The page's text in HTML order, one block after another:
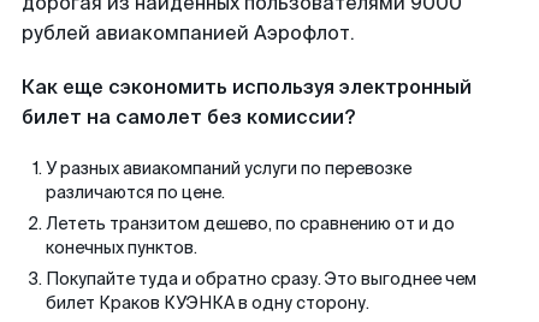
рублей авиакомпанией Аэрофлот.
Как еще сэкономить используя электронный
билет на самолет без комиссии?
У разных авиакомпаний услуги по перевозке
различаются по цене.
Лететь транзитом дешево, по сравнению от и до
конечных пунктов.
Покупайте туда и обратно сразу. Это выгоднее чем
билет Краков КУЭНКА в одну сторону.